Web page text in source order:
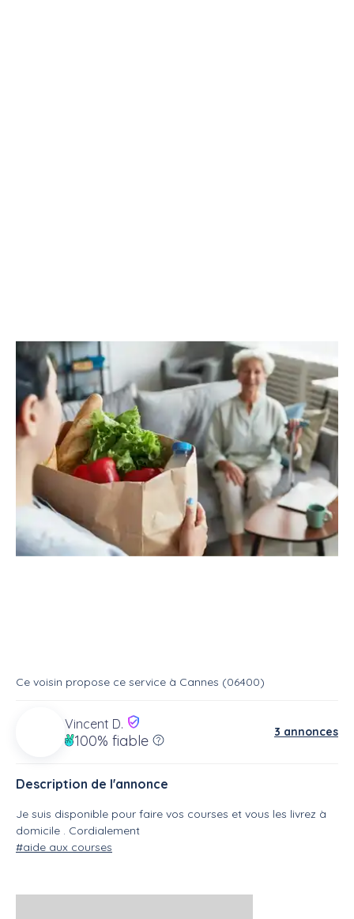
Service Services divers Aide aux courses
Service : Aide a la personne
Service Aide aux courses
Ce voisin propose ce service à Cannes (06400)
Vincent D.
100% fiable 3 annonces
Description de l'annonce
Je suis disponible pour faire vos courses et vous les livrez à
domicile . Cordialement
#aide aux courses